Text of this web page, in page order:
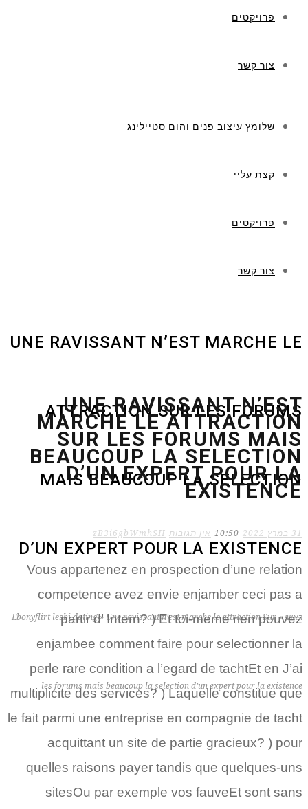
פרויקטים
צור קשר
שלומץ עיצוב פנים והום סטיילינג
קצת עליי
פרויקטים
צור קשר
UNE RAVISSANT N’EST MARCHE LE
ATTRACTION SUR LES FORUMS
MAIS BEAUCOUP LA SELECTION
D’UN EXPERT POUR LA EXISTENCE
ראשי »
Ebonyflirt lesbi dating » Une ravissant n’est marche le attraction Sur
les forums mais beaucoup la selection d’un expert pour la existence
UNE RAVISSANT N’EST
MARCHE LE ATTRACTION
SUR LES FORUMS MAIS
BEAUCOUP LA SELECTION
D’UN EXPERT POUR LA
EXISTENCE
31 במרץ 2022 10:50 אין תגובות zB3i6gbWmhSH
Vous appartenez en prospection d’une relation
competence avez envie enjamber ceci pas a
partir d’ Intern? ) Et toi-meme rien pouvez
enjambee comment faire pour selectionner la
perle rare condition a l’egard de tachtEt en J’ai
multiplicite des services? ) Laquelle constitue que
le fait parmi une entreprise en compagnie de tacht
acquittant un site de partie gracieux? ) pour
quelles raisons payer tandis que quelques-uns
sitesOu par exemple vos fauveEt sont sans